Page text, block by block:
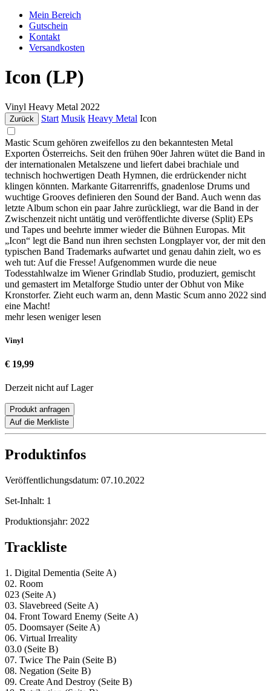
Mein Bereich
Gutschein
Kontakt
Versandkosten
Icon (LP)
Vinyl Heavy Metal 2022
Zurück Start Musik Heavy Metal Icon
Mastic Scum gehören zweifellos zu den bekanntesten Metal
Exporten Österreichs. Seit den frühen 90er Jahren wütet die Band in
der internationalen Metalszene und liefert dabei brachiale und
technisch hochwertigen Death Hymnen, die erdrückender nicht
klingen könnten. Markante Gitarrenriffs, gnadenlose Drums und
wuchtige Grooves definieren den Sound der Band. Auch wenn das
letzte Album schon ein paar Jahre zurückliegt, war die Band in der
Zwischenzeit nicht untätig und veröffentlichte diverse (Split) EPs
und Tapes und beehrte immer wieder die Bühnen Europas. Mit
„Icon“ legt die Band nun ihren sechsten Longplayer vor, der mit den
typischen Band Trademarks aufwartet und genau dahin zielt, wo es
weh tut: Auf die Fresse! Aufgenommen wurde die neue
Todesstahlwalze im Wiener Grindlab Studio, produziert, gemischt
und gemastert im Metalforge Studio unter der Obhut von Mike
Kronstorfer. Zieht euch warm an, denn Mastic Scum anno 2022 sind
eine Macht!
mehr lesen weniger lesen
Vinyl
€ 19,99
Derzeit nicht auf Lager
Produkt anfragen
Auf die Merkliste
Produktinfos
Veröffentlichungsdatum: 07.10.2022
Set-Inhalt: 1
Produktionsjahr: 2022
Trackliste
1. Digital Dementia (Seite A)
02. Room
023 (Seite A)
03. Slavebreed (Seite A)
04. Front Toward Enemy (Seite A)
05. Doomsayer (Seite A)
06. Virtual Irreality
03.0 (Seite B)
07. Twice The Pain (Seite B)
08. Negation (Seite B)
09. Create And Destroy (Seite B)